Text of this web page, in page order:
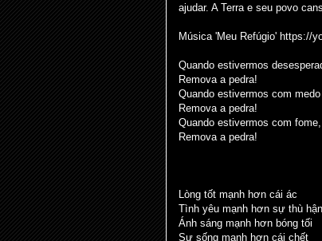
ajudar. A Terra e seu povo
Música 'Meu Refúgio' https://
Quando estivermos
Remova a pedra!
Quando estivermos com
Remova a pedra!
Quando estivermos com
Remova a pedra!
Lòng tốt mạnh hơn cái ác
Tình yêu mạnh hơn sự thù hận
Ánh sáng mạnh hơn bóng tối
Sự sống mạnh hơn cái chết